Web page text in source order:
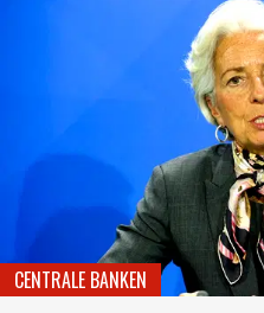
CENTRALE BANKEN